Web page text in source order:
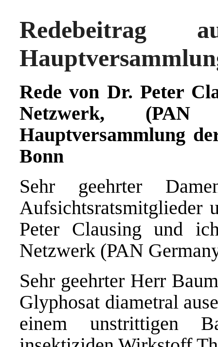
Redebeitrag
Rede von Dr. Peter
Netzwerk,
Hauptversammlung
Bonn
Sehr geehrter
Aufsichtsratsmitglieder
Peter Clausing und
Netzwerk (PAN
Sehr geehrter Herr
Glyphosat diametral
einem unstrittigen